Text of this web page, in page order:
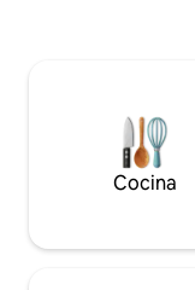
principal, hay total
privacidad. Un
amantes de la
bosque. A 8Cocina